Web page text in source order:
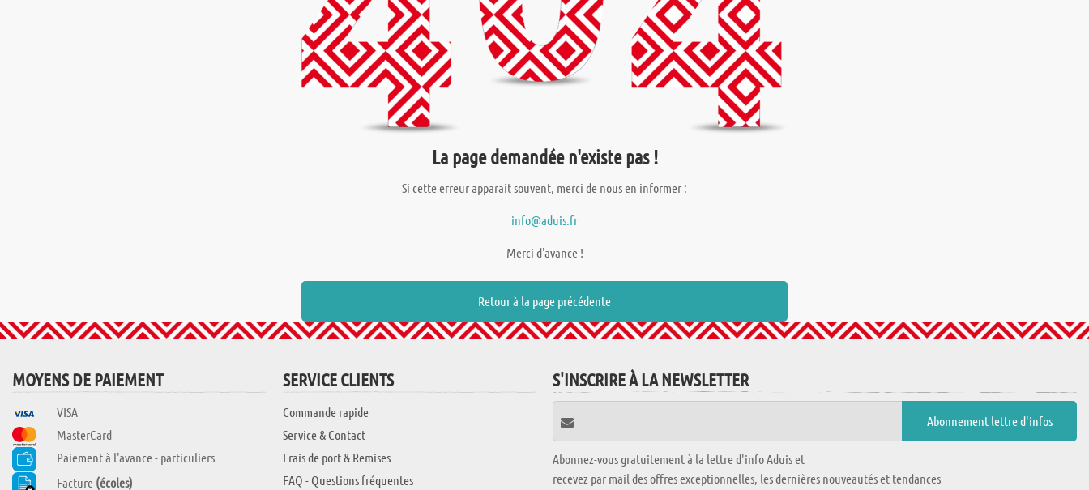
La page demandée n'existe pas !
Si cette erreur apparait souvent, merci de nous en informer :
info@aduis.fr
Merci d'avance !
Retour à la page précédente
MOYENS DE PAIEMENT
VISA
MasterCard
Paiement à l'avance - particuliers
Facture (écoles)
SERVICE CLIENTS
Commande rapide
Service & Contact
Frais de port & Remises
FAQ - Questions fréquentes
S'INSCRIRE À LA NEWSLETTER
Abonnez-vous gratuitement à la lettre d'info Aduis et
recevez par mail des offres exceptionnelles, les dernières nouveautés et tendances